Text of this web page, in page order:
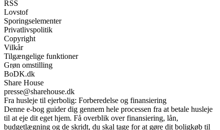
RSS
Lovstof
Sporingselementer
Privatlivspolitik
Copyright
Vilkår
Tilgængelige funktioner
Grøn omstilling
BoDK.dk
Share House
presse@sharehouse.dk
Fra husleje til ejerbolig: Forberedelse og finansiering
Denne e-bog guider dig gennem hele processen fra at betale husleje
til at eje dit eget hjem. Få overblik over finansiering, lån,
budgetlægning og de skridt, du skal tage for at gøre dit boligkøb til